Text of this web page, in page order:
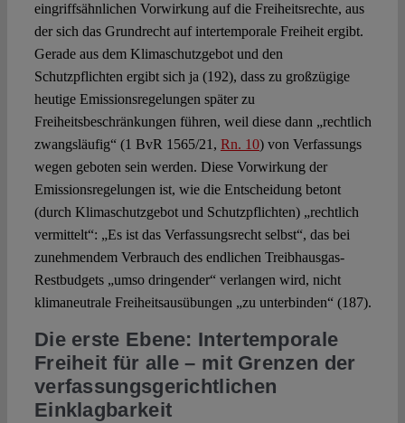
eingriffsähnlichen Vorwirkung auf die Freiheitsrechte, aus
der sich das Grundrecht auf intertemporale Freiheit ergibt.
Gerade aus dem Klimaschutzgebot und den
Schutzpflichten ergibt sich ja (192), dass zu großzügige
heutige Emissionsregelungen später zu
Freiheitsbeschränkungen führen, weil diese dann „rechtlich
zwangsläufig“ (1 BvR 1565/21, Rn. 10) von Verfassungs
wegen geboten sein werden. Diese Vorwirkung der
Emissionsregelungen ist, wie die Entscheidung betont
(durch Klimaschutzgebot und Schutzpflichten) „rechtlich
vermittelt“: „Es ist das Verfassungsrecht selbst“, das bei
zunehmendem Verbrauch des endlichen Treibhausgas-
Restbudgets „umso dringender“ verlangen wird, nicht
klimaneutrale Freiheitsausübungen „zu unterbinden“ (187).
Die erste Ebene: Intertemporale
Freiheit für alle– mit Grenzen der
verfassungsgerichtlichen
Einklagbarkeit